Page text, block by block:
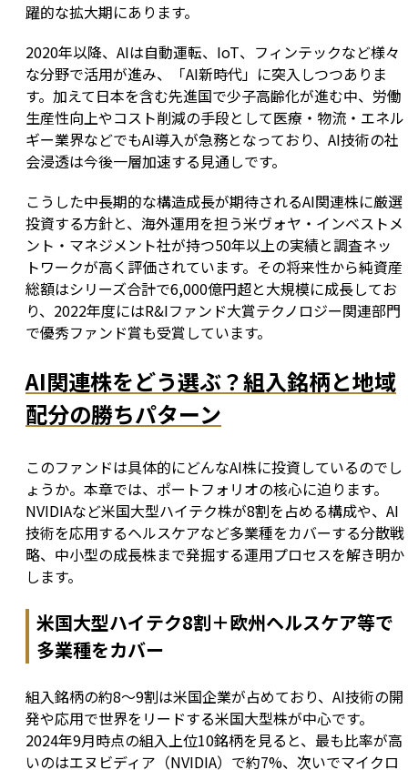
躍的な拡大期にあります。
2020年以降、AIは自動運転、IoT、フィンテックなど様々
な分野で活用が進み、「AI新時代」に突入しつつありま
す。加えて日本を含む先進国で少子高齢化が進む中、労働
生産性向上やコスト削減の手段として医療・物流・エネル
ギー業界などでもAI導入が急務となっており、AI技術の社
会浸透は今後一層加速する見通しです。
こうした中長期的な構造成長が期待されるAI関連株に厳選
投資する方針と、海外運用を担う米ヴォヤ・インベストメ
ント・マネジメント社が持つ50年以上の実績と調査ネッ
トワークが高く評価されています。その将来性から純資産
総額はシリーズ合計で6,000億円超と大規模に成長してお
り、2022年度にはR&Iファンド大賞テクノロジー関連部門
で優秀ファンド賞も受賞しています。
AI関連株をどう選ぶ？組入銘柄と地域
配分の勝ちパターン
このファンドは具体的にどんなAI株に投資しているのでし
ょうか。本章では、ポートフォリオの核心に迫ります。
NVIDIAなど米国大型ハイテク株が8割を占める構成や、AI
技術を応用するヘルスケアなど多業種をカバーする分散戦
略、中小型の成長株まで発掘する運用プロセスを解き明か
します。
米国大型ハイテク8割＋欧州ヘルスケア等で
多業種をカバー
組入銘柄の約8〜9割は米国企業が占めており、AI技術の開
発や応用で世界をリードする米国大型株が中心です。
2024年9月時点の組入上位10銘柄を見ると、最も比率が高
いのはエヌビディア（NVIDIA）で約7%、次いでマイクロ